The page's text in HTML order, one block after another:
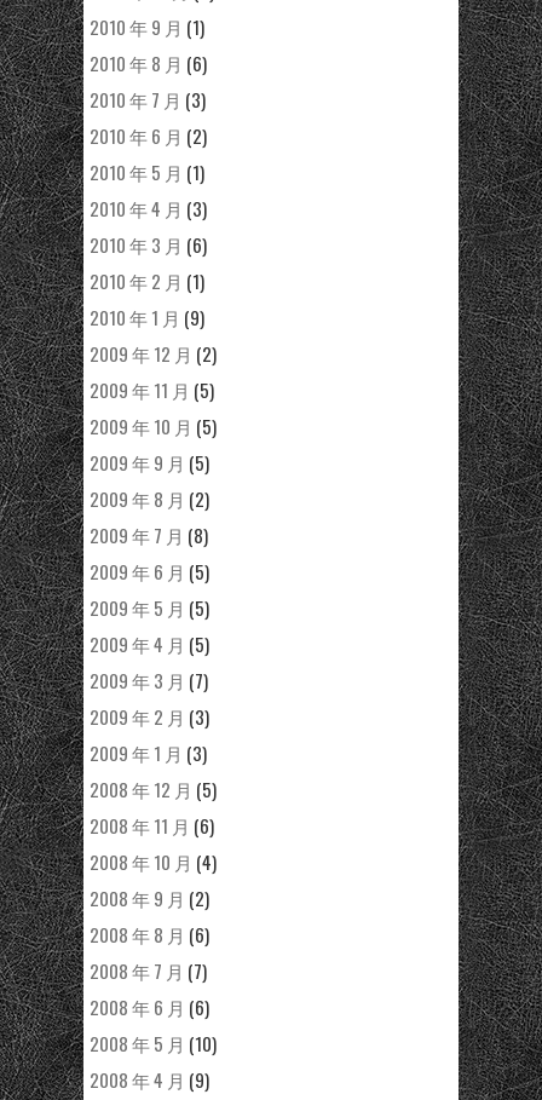
2010 年 9 月 (1)
2010 年 8 月 (6)
2010 年 7 月 (3)
2010 年 6 月 (2)
2010 年 5 月 (1)
2010 年 4 月 (3)
2010 年 3 月 (6)
2010 年 2 月 (1)
2010 年 1 月 (9)
2009 年 12 月 (2)
2009 年 11 月 (5)
2009 年 10 月 (5)
2009 年 9 月 (5)
2009 年 8 月 (2)
2009 年 7 月 (8)
2009 年 6 月 (5)
2009 年 5 月 (5)
2009 年 4 月 (5)
2009 年 3 月 (7)
2009 年 2 月 (3)
2009 年 1 月 (3)
2008 年 12 月 (5)
2008 年 11 月 (6)
2008 年 10 月 (4)
2008 年 9 月 (2)
2008 年 8 月 (6)
2008 年 7 月 (7)
2008 年 6 月 (6)
2008 年 5 月 (10)
2008 年 4 月 (9)